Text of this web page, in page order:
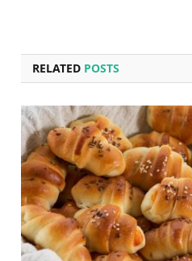
RELATED POSTS